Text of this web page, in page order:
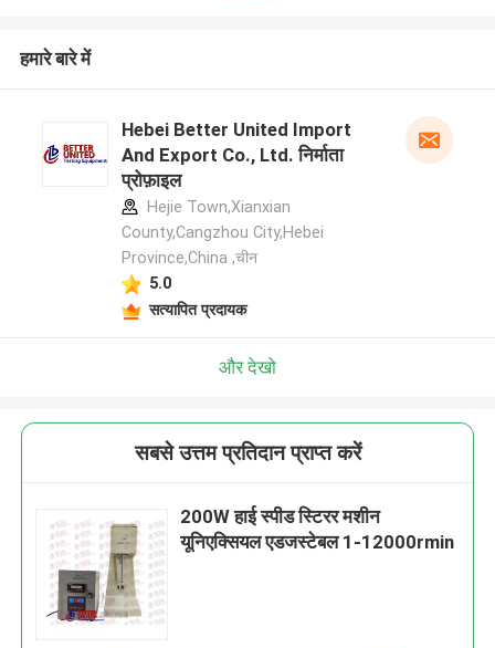
हमारे बारे में
Hebei Better United Import
And Export Co., Ltd. निर्माता
प्रोफ़ाइल
Hejie Town,Xianxian
County,Cangzhou City,Hebei
Province,China ,चीन
5.0
सत्यापित प्रदायक
और देखो
सबसे उत्तम प्रतिदान प्राप्त करें
200W हाई स्पीड स्टिरर मशीन
यूनिएक्सियल एडजस्टेबल 1-12000rmin